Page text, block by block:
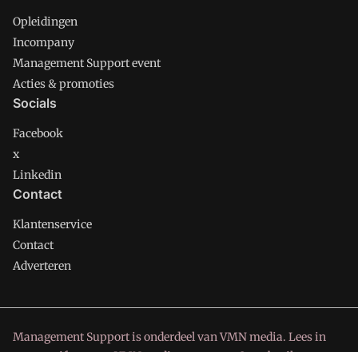
Opleidingen
Incompany
Management Support event
Acties & promoties
Socials
Facebook
x
Linkedin
Contact
Klantenservice
Contact
Adverteren
Management Support is onderdeel van VMN media. Lees in